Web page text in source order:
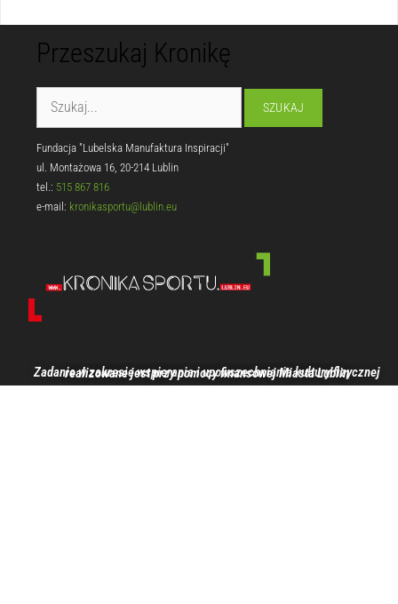
Przeszukaj Kronikę
Fundacja "Lubelska Manufaktura Inspiracji"
ul. Montażowa 16, 20-214 Lublin
tel.: 515 867 816
e-mail: kronikasportu@lublin.eu
Zadanie w zakresie wspierania i upowszechniania kultury fizycznej realizowane jest przy pomocy finansowej Miasta Lublin